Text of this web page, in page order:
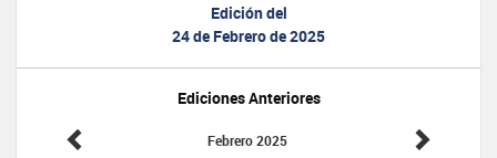
Edición del
24 de Febrero de 2025
Ediciones Anteriores
Febrero 2025